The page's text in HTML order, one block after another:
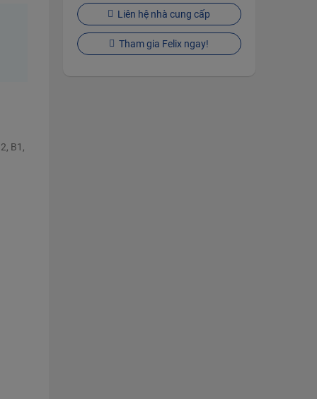
B1,
Liên hệ nhà cung cấp
Tham gia Felix ngay!